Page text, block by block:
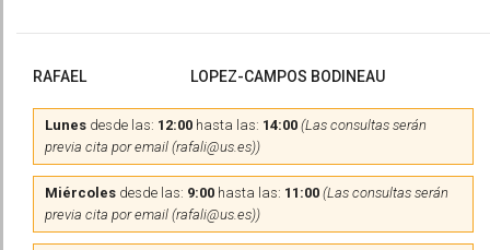
RAFAEL LOPEZ-CAMPOS BODINEAU
Lunes desde las: 12:00 hasta las: 14:00 (Las consultas serán
previa cita por email (rafali@us.es))
Miércoles desde las: 9:00 hasta las: 11:00 (Las consultas serán
previa cita por email (rafali@us.es))